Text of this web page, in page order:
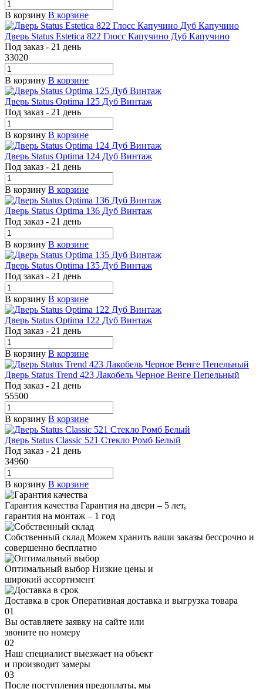
В корзину В корзине
Дверь Status Estetica 822 Глосс Капучино Дуб Капучино
Под заказ - 21 день
33020
В корзину В корзине
Дверь Status Optima 125 Дуб Винтаж
Под заказ - 21 день
В корзину В корзине
Дверь Status Optima 124 Дуб Винтаж
Под заказ - 21 день
В корзину В корзине
Дверь Status Optima 136 Дуб Винтаж
Под заказ - 21 день
В корзину В корзине
Дверь Status Optima 135 Дуб Винтаж
Под заказ - 21 день
В корзину В корзине
Дверь Status Optima 122 Дуб Винтаж
Под заказ - 21 день
В корзину В корзине
Дверь Status Trend 423 Лакобель Черное Венге Пепельный
Под заказ - 21 день
55500
В корзину В корзине
Дверь Status Classic 521 Стекло Ромб Белый
Под заказ - 21 день
34960
В корзину В корзине
Гарантия качества Гарантия на двери – 5 лет,
гарантия на монтаж – 1 год
Собственный склад Можем хранить ваши заказы бессрочно и
совершенно бесплатно
Оптимальный выбор Низкие цены и
широкий ассортимент
Доставка в срок Оперативная доставка и выгрузка товара
01
Вы оставляете заявку на сайте или
звоните по номеру
02
Наш специалист выезжает на объект
и производит замеры
03
После поступления предоплаты, мы